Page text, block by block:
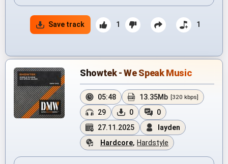
Save track 1 1
Showtek - We Speak Music
05:48 13.35Mb [320 kbps]
29 0
0
27.11.2025
layden
Hardcore, Hardstyle